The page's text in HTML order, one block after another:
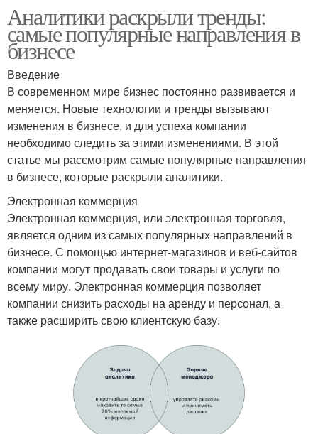
Аналитики раскрыли тренды:
самые популярные направления в
бизнесе
Введение
В современном мире бизнес постоянно развивается и
меняется. Новые технологии и тренды вызывают
изменения в бизнесе, и для успеха компании
необходимо следить за этими изменениями. В этой
статье мы рассмотрим самые популярные направления
в бизнесе, которые раскрыли аналитики.
Электронная коммерция
Электронная коммерция, или электронная торговля,
является одним из самых популярных направлений в
бизнесе. С помощью интернет-магазинов и веб-сайтов
компании могут продавать свои товары и услуги по
всему миру. Электронная коммерция позволяет
компании снизить расходы на аренду и персонал, а
также расширить свою клиентскую базу.